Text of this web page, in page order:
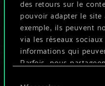
des retours sur le
pouvoir adapter le site
exemple, ils peuvent
via les réseaux
informations qui
Parfois, nous
Nommer ce